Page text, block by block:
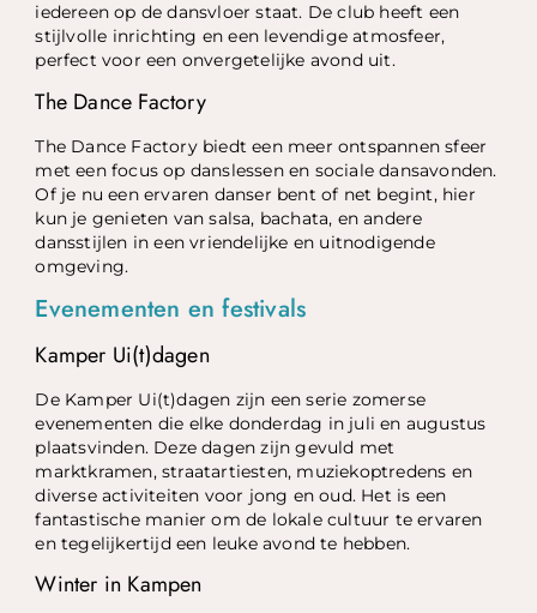
iedereen op de dansvloer staat. De club heeft een
stijlvolle inrichting en een levendige atmosfeer,
perfect voor een onvergetelijke avond uit.
The Dance Factory
The Dance Factory biedt een meer ontspannen sfeer
met een focus op danslessen en sociale dansavonden.
Of je nu een ervaren danser bent of net begint, hier
kun je genieten van salsa, bachata, en andere
dansstijlen in een vriendelijke en uitnodigende
omgeving.
Evenementen en festivals
Kamper Ui(t)dagen
De Kamper Ui(t)dagen zijn een serie zomerse
evenementen die elke donderdag in juli en augustus
plaatsvinden. Deze dagen zijn gevuld met
marktkramen, straatartiesten, muziekoptredens en
diverse activiteiten voor jong en oud. Het is een
fantastische manier om de lokale cultuur te ervaren
en tegelijkertijd een leuke avond te hebben.
Winter in Kampen